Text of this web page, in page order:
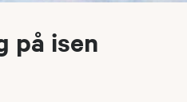
på isen